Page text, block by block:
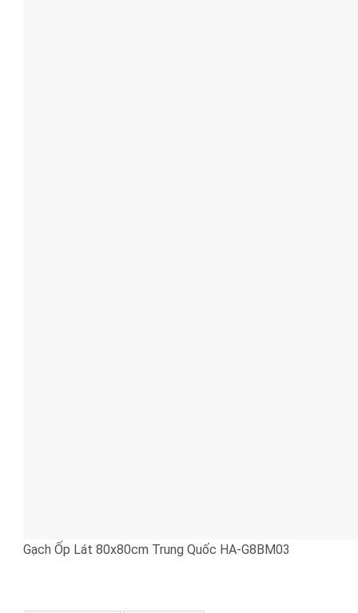
Gạch Ốp Lát 80x80cm Trung Quốc HA-G8BM03